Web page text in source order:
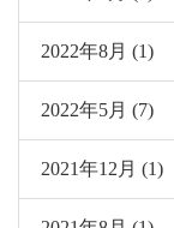
2022年8月 (1)
2022年5月 (7)
2021年12月 (1)